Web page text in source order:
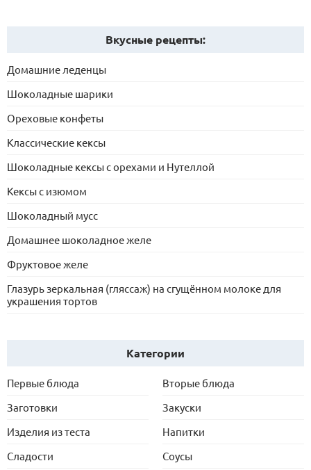
Вкусные рецепты:
Домашние леденцы
Шоколадные шарики
Ореховые конфеты
Классические кексы
Шоколадные кексы с орехами и Нутеллой
Кексы с изюмом
Шоколадный мусс
Домашнее шоколадное желе
Фруктовое желе
Глазурь зеркальная (гляссаж) на сгущённом молоке для
украшения тортов
Категории
Первые блюда
Вторые блюда
Заготовки
Закуски
Изделия из теста
Напитки
Сладости
Соусы